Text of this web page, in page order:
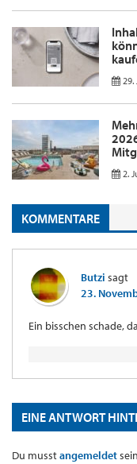
29.
2.
KOMMENTARE
Butzi sagt
23.
Ein bisschen schade,
EINE ANTWORT
Du musstangemeldet